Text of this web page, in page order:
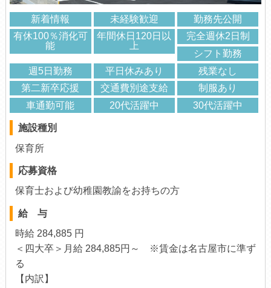
新着情報 未経験歓迎
勤務先公開
有休100％消化可
能
年間休日120日以
上
完全週休2日制
シフト勤務
週5日勤務
平日休みあり
残業なし
第二新卒応援
交通費別途支給
制服あり
車通勤可能
20代活躍中 30代活躍中
施設種別
保育所
応募資格
保育士および幼稚園教諭をお持ちの方
給 与
時給 284,885 円
＜四大卒＞月給 284,885円～ ※賃金は名古屋市に準ず
る
【内訳】